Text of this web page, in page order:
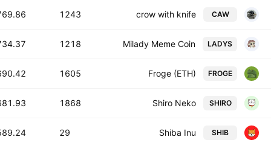
CAW
crow with knife
1243
T
LADYS
Milady Meme Coin
1218
T
FROGE
Froge (ETH)
1605
T
SHIRO
Shiro Neko
1868
T
SHIB
Shiba Inu
29
T